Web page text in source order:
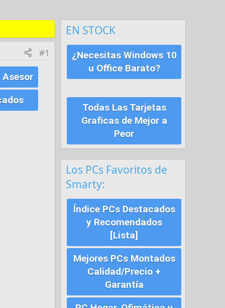
#1
EN STOCK
¿Necesitas Windows 10
u Office Barato?
Todas Las Tarjetas
Graficas de Mejor a
Peor
Los PCs Favoritos de
Smarty:
Índice PCs Destacados
y Recomendados
[Lista]
Mejores PCs Montados
Calidad/Precio +
Garantía